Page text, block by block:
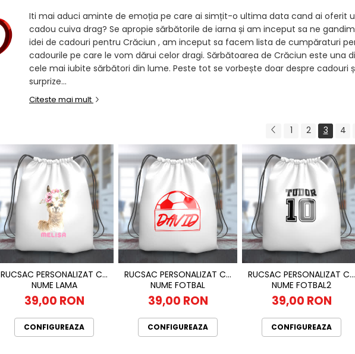
Iti mai aduci aminte de emoția pe care ai simțit-o ultima data cand ai oferit
cadou cuiva drag? Se apropie sărbătorile de iarna și am inceput sa ne
idei de cadouri pentru Crăciun , am inceput sa facem lista de cumpăraturi
cadourile pe care le vom dărui celor dragi. Sărbătoarea de Crăciun este una
cele mai iubite sărbători din lume. Peste tot se vorbește doar despre cadouri
surprize...
Citeste mai mult
1 2 3 4
RUCSAC PERSONALIZAT CU
NUME LAMA
39,00 RON
CONFIGUREAZA
RUCSAC PERSONALIZAT CU
NUME FOTBAL
39,00 RON
CONFIGUREAZA
RUCSAC PERSONALIZAT CU
NUME FOTBAL2
39,00 RON
CONFIGUREAZA